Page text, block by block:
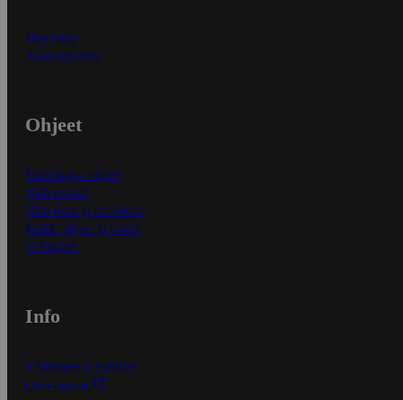
Myymälät
Asiakaspalvelu
Ohjeet
Ensitilaajan ohjeet
Näin maksat
Näin tilaat ja muokkaat
Kaikki ohjeet ja vinkit
In English
Info
S-Business yrityksille
Oiva-raportit